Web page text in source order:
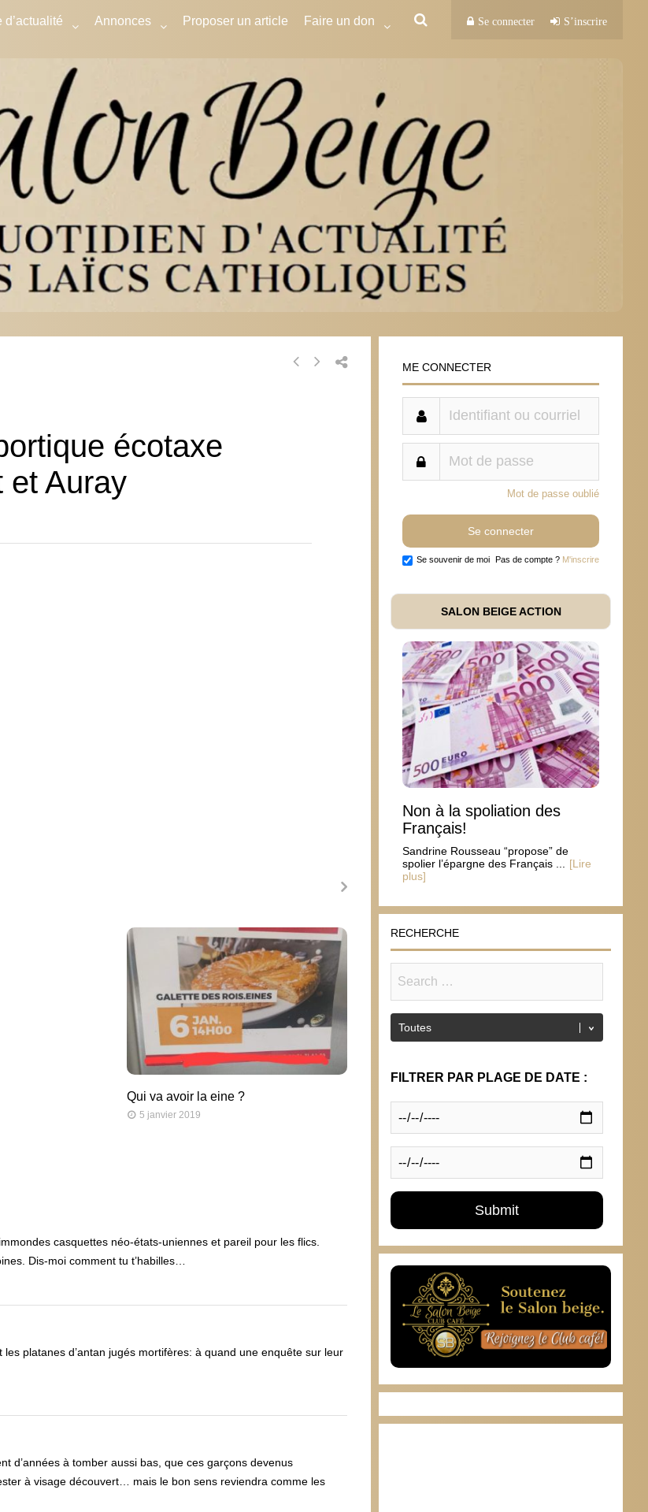
d’actualité Annonces Proposer un article Faire un don Se connecter S’inscrire
écotaxe
et Auray
Qui va avoir la eine ?
5 janvier 2019
Le suicide français a commencé à la
Révolution
casquettes néo-états-uniennes et pareil pour les flics.
Dis-moi comment tu t’habilles…
platanes d’antan jugés mortifères: à quand une enquête sur leur
d’années à tomber aussi bas, que ces garçons devenus
à visage découvert… mais le bon sens reviendra comme les
ME CONNECTER
Mot de passe oublié
Se souvenir de moi Pas de compte ? M'inscrire
SALON BEIGE ACTION
Non à la spoliation des
Français!
Sandrine Rousseau “propose” de
spolier l’épargne des Français ...
[Lire
plus]
RECHERCHE
FILTRER PAR PLAGE DE DATE :